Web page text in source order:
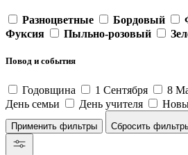
Разноцветные Бордовый
Фуксия
Пыльно-розовый
Повод и события
Годовщина 1 Сентября 8
День семьи
День учителя
Сбросить